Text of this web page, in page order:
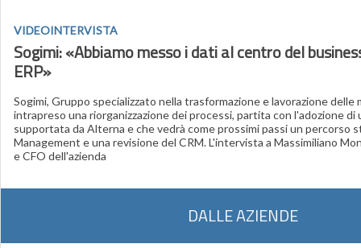
VIDEOINTERVISTA
Sogimi: «Abbiamo messo i dati al centro del
ERP»
Sogimi, Gruppo specializzato nella trasformazione e lavorazione delle
intrapreso una riorganizzazione dei processi, partita con l'adozione di
supportata da Alterna e che vedrà come prossimi passi un percorso
Management e una revisione del CRM. L'intervista a Massimiliano
e CFO dell'azienda
DALLE AZIENDE